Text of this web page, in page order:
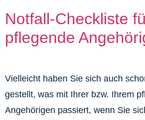
Notfall-Checkliste
pflegende
Vielleicht haben Sie sich auch
gestellt, was mit Ihrer bzw. Ihrem
Angehörigen passiert, wenn Sie